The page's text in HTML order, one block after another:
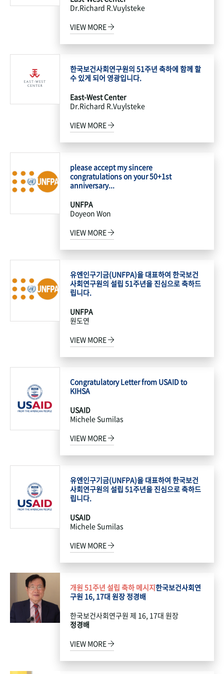
Dr.Richard R.Vuylsteke
VIEW MORE
한국보건사회연구원의 51주년 축하에 함께 할
수 있게 되어 영광입니다.
East-West Center
Dr.Richard R.Vuylsteke
VIEW MORE
please accept my sincere
congratulations on your 50+1st
anniversary...
UNFPA
Doyeon Won
VIEW MORE
유엔인구기금(UNFPA)을 대표하여 한국보건
사회연구원의 설립 51주년을 진심으로 축하드
립니다.
UNFPA
원도연
VIEW MORE
Congratulatory Letter from USAID to
KIHSA
USAID
Michele Sumilas
VIEW MORE
유엔인구기금(UNFPA)을 대표하여 한국보건
사회연구원의 설립 51주년을 진심으로 축하드
립니다.
USAID
Michele Sumilas
VIEW MORE
개원 51주년 설립 축하 메시지한국보건사회연
구원 16, 17대 원장 정경배
한국보건사회연구원 제 16, 17대 원장
정경배
VIEW MORE